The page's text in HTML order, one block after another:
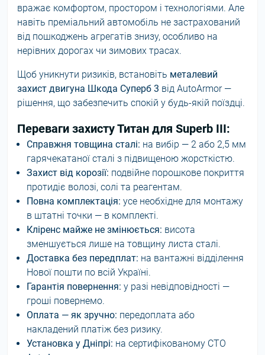
вражає комфортом, простором і технологіями. Але
навіть преміальний автомобіль не застрахований
від пошкоджень агрегатів знизу, особливо на
нерівних дорогах чи зимових трасах.
Щоб уникнути ризиків, встановіть металевий
захист двигуна Шкода Суперб 3 від AutoArmor —
рішення, що забезпечить спокій у будь-якій поїздці.
Переваги захисту Титан для Superb III:
Справжня товщина сталі: на вибір — 2 або 2,5 мм
гарячекатаної сталі з підвищеною жорсткістю.
Захист від корозії: подвійне порошкове покриття
протидіє волозі, солі та реагентам.
Повна комплектація: усе необхідне для монтажу
в штатні точки — в комплекті.
Кліренс майже не змінюється: висота
зменшується лише на товщину листа сталі.
Доставка без передплат: на вантажні відділення
Нової пошти по всій Україні.
Гарантія повернення: у разі невідповідності —
гроші повернемо.
Оплата — як зручно: передоплата або
накладений платіж без ризику.
Установка у Дніпрі: на сертифікованому СТО